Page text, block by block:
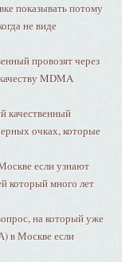
показывать потому
не виде
провозят через
MDMA
качественный
очках, которые
если узнают
который много лет
на который уже
в Москве если